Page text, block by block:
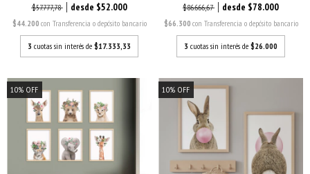
$57.777,78 $52.000
$44.200 con Transferencia o depósito bancario
3 cuotas sin interés de $17.333,33
$86.666,67 $78.000
$66.300 con Transferencia o depósito bancario
3 cuotas sin interés de $26.000
10% OFF 10% OFF